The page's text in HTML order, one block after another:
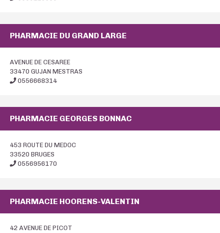
PHARMACIE DU GRAND LARGE
AVENUE DE CESAREE
33470 GUJAN MESTRAS
0556668314
PHARMACIE GEORGES BONNAC
453 ROUTE DU MEDOC
33520 BRUGES
0556956170
PHARMACIE HOORENS-VALENTIN
42 AVENUE DE PICOT